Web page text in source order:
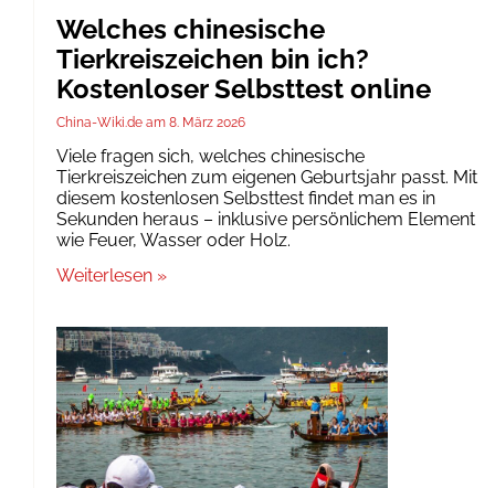
Welches chinesische
Tierkreiszeichen bin ich?
Kostenloser Selbsttest online
China-Wiki.de 8. März 2026
Viele fragen sich, welches chinesische
Tierkreiszeichen zum eigenen Geburtsjahr passt. Mit
diesem kostenlosen Selbsttest findet man es in
Sekunden heraus – inklusive persönlichem Element
wie Feuer, Wasser oder Holz.
Weiterlesen »